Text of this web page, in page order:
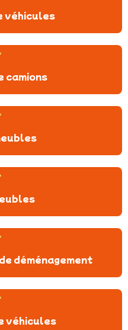
véhicules
camions
déménagement
véhicules